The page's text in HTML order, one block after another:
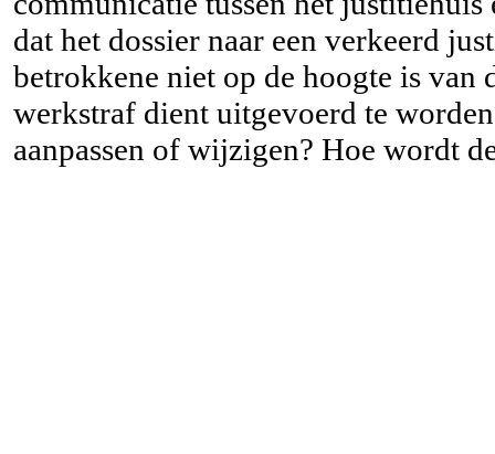
dat het dossier naar een verkeerd
betrokkene niet op de hoogte is van
werkstraf dient uitgevoerd te
aanpassen of wijzigen? Hoe wordt